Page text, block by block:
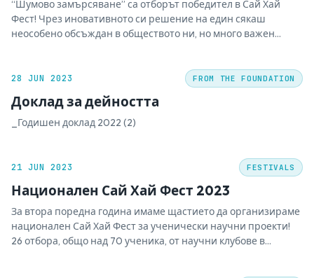
“Шумово замърсяване” са отборът победител в Сай Хай
Фест! Чрез иновативното си решение на един сякаш
неособено обсъждан в обществото ни, но много важен
Нямаме търпение да разберем докъде ще стигнат смелите
28 JUN 2023 FROM THE FOUNDATION
Доклад за дейността
_Годишен доклад 2022 (2)
21 JUN 2023 FESTIVALS
Национален Сай Хай Фест 2023
За втора поредна година имаме щастието да организираме
национален Сай Хай Фест за ученически научни проекти!
26 отбора, общо над 70 ученика, от научни клубове в